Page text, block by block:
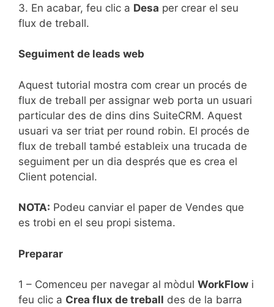
3. En acabar, feu clic a Desa per crear el seu
flux de treball.
Seguiment de leads web
Aquest tutorial mostra com crear un procés de
flux de treball per assignar web porta un usuari
particular des de dins dins SuiteCRM. Aquest
usuari va ser triat per round robin. El procés de
flux de treball també estableix una trucada de
seguiment per un dia després que es crea el
Client potencial.
NOTA: Podeu canviar el paper de Vendes que
es trobi en el seu propi sistema.
Preparar
1 – Comenceu per navegar al mòdul WorkFlow i
feu clic a Crea flux de treball des de la barra